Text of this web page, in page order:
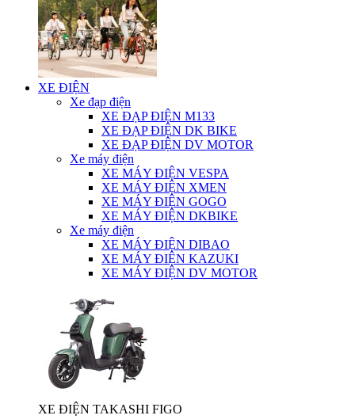
XE ĐIỆN
Xe đạp điện
XE ĐẠP ĐIỆN M133
XE ĐẠP ĐIỆN DK BIKE
XE ĐẠP ĐIỆN DV MOTOR
Xe máy điện
XE MÁY ĐIỆN VESPA
XE MÁY ĐIỆN XMEN
XE MÁY ĐIỆN GOGO
XE MÁY ĐIỆN DKBIKE
Xe máy điện
XE MÁY ĐIỆN DIBAO
XE MÁY ĐIỆN KAZUKI
XE MÁY ĐIỆN DV MOTOR
XE ĐIỆN TAKASHI FIGO